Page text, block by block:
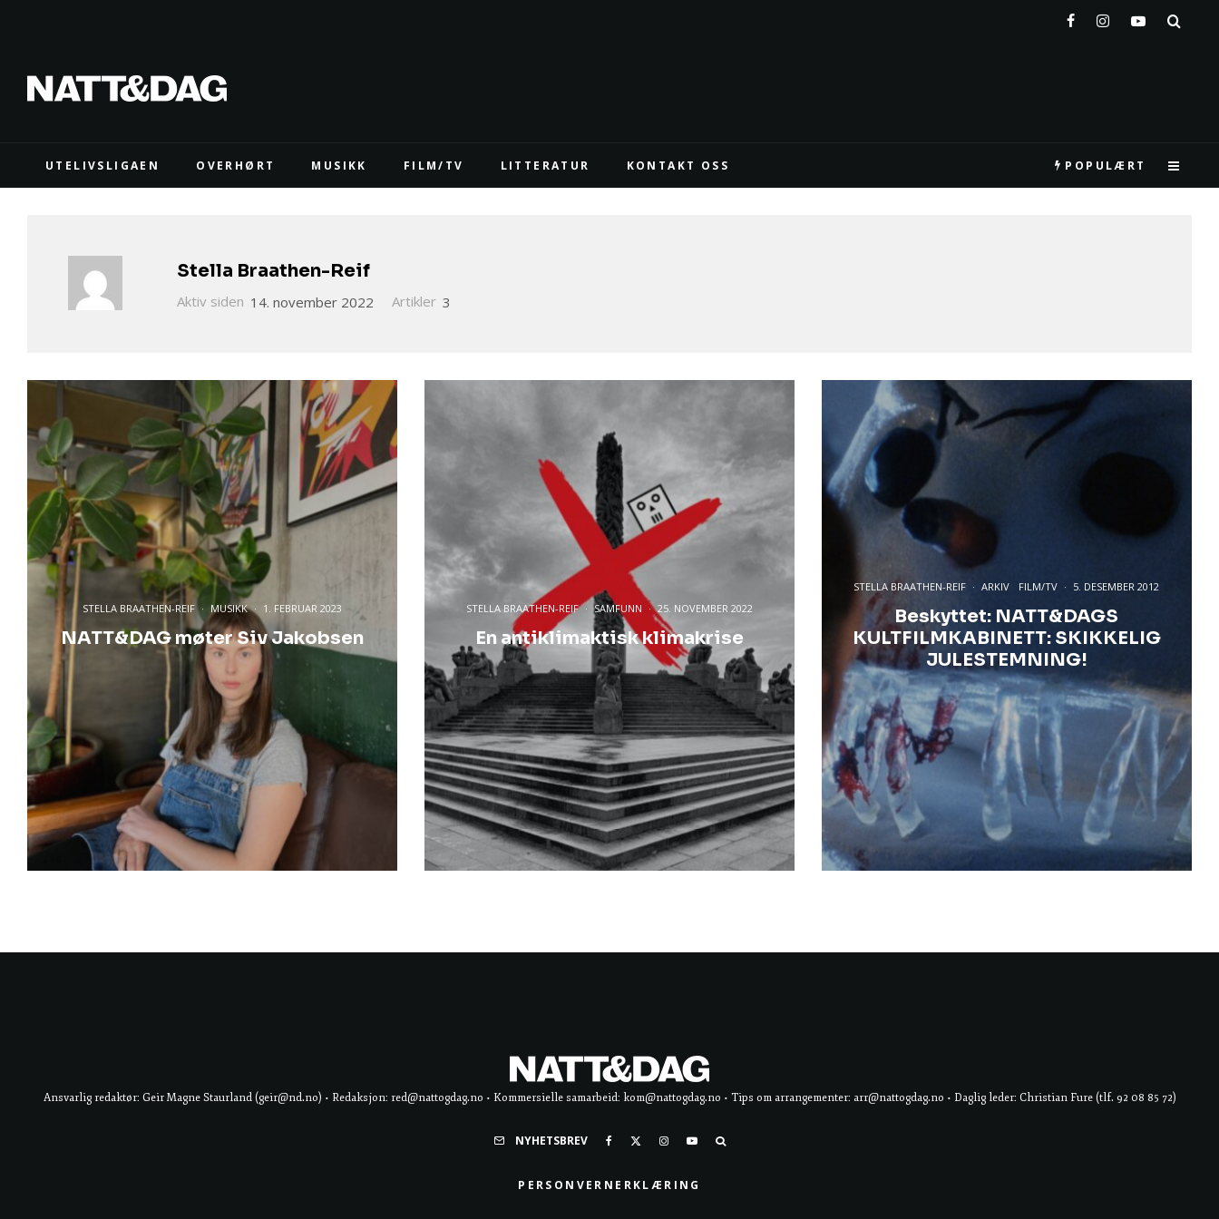
UTELIVSLIGAEN OVERHØRT MUSIKK FILM/TV LITTERATUR KONTAKT OSS POPULÆRT
Stella Braathen-Reif
Aktiv siden 14. november 2022 Artikler 3
STELLA BRAATHEN-REIF · MUSIKK · 1. FEBRUAR 2023
NATT&DAG møter Siv Jakobsen
STELLA BRAATHEN-REIF · SAMFUNN · 25. NOVEMBER 2022
En antiklimaktisk klimakrise
STELLA BRAATHEN-REIF · ARKIV FILM/TV · 5. DESEMBER 2012
Beskyttet: NATT&DAGS
KULTFILMKABINETT: SKIKKELIG
JULESTEMNING!
Ansvarlig redaktør: Geir Magne Staurland (geir@nd.no) • Redaksjon: red@nattogdag.no • Kommersielle samarbeid: kom@nattogdag.no • Tips om arrangementer: arr@nattogdag.no • Daglig leder: Christian Fure (tlf. 92 08 85 72)
NYHETSBREV
PERSONVERNERKLÆRING